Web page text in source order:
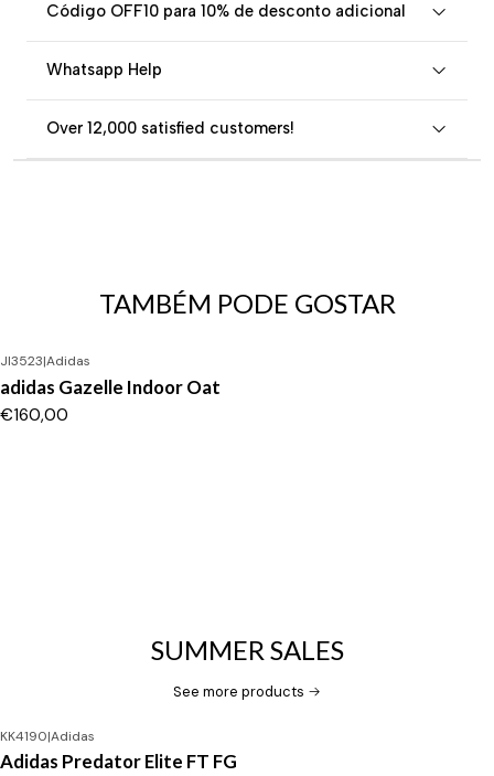
Código OFF10 para 10% de desconto adicional
Whatsapp Help
Over 12,000 satisfied customers!
TAMBÉM PODE GOSTAR
JI3523|Adidas
adidas Gazelle Indoor Oat
€160,00
SUMMER SALES
See more products
-24%OFF
New
KK4190|Adidas
Adidas Predator Elite FT FG